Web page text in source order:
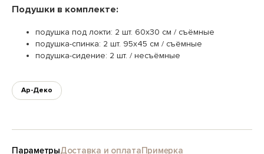
Подушки в комплекте:
подушка под локти: 2 шт. 60х30 см / съёмные
подушка-спинка: 2 шт. 95х45 см / съёмные
подушка-сидение: 2 шт. / несъёмные
Ар-Деко
ПараметрыДоставка и оплатаПримерка